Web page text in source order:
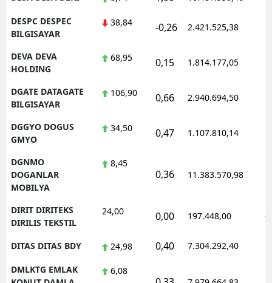
DESPC DESPEC
BILGISAYAR
38,84 -0,26 2.421.525,38
DEVA DEVA
HOLDING
68,95 0,15 1.814.177,05
DGATE DATAGATE
BILGISAYAR
106,90 0,66 2.940.694,50
DGGYO DOGUS
GMYO
34,50 0,47 1.107.810,14
DGNMO
DOGANLAR
MOBILYA
8,45
0,36 11.383.570,98
DIRIT DIRITEKS
DIRILIS TEKSTIL
24,00 0,00 197.448,00
DITAS DITAS BDY 24,98 0,40 7.304.292,40
DMLKTG EMLAK
6,08